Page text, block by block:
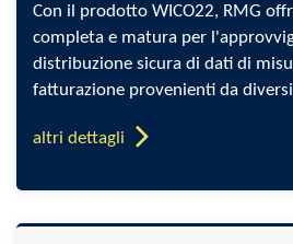
Con il prodotto WICO22, RMG
completa e matura per
distribuzione sicura di dati di
fatturazione provenienti da
altri dettagli